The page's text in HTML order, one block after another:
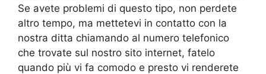
Se avete problemi di questo tipo, non perdete
altro tempo, ma mettetevi in contatto con la
nostra ditta chiamando al numero telefonico
che trovate sul nostro sito internet, fatelo
quando più vi fa comodo e presto vi renderete